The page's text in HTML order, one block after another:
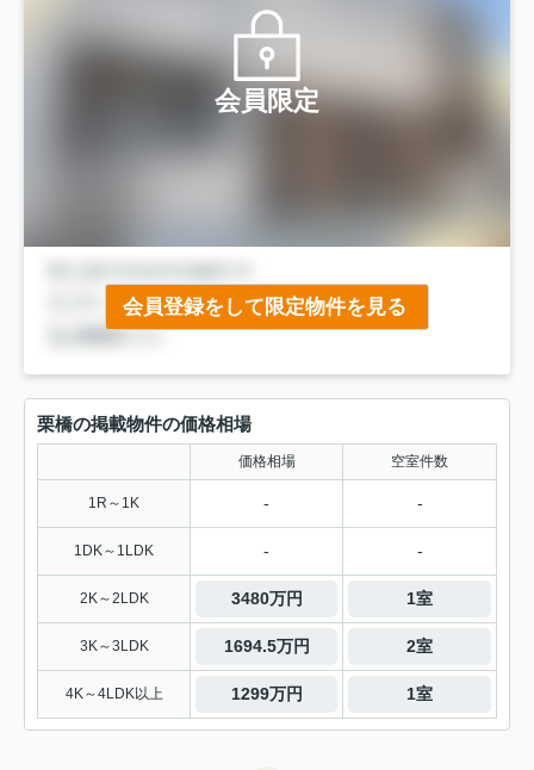
会員限定
会員登録をして限定物件を見る
栗橋の掲載物件の価格相場
価格相場 空室件数
1R～1K - -
1DK～1LDK - -
2K～2LDK 3480万円 1室
3K～3LDK 1694.5万円 2室
4K～4LDK以上 1299万円 1室